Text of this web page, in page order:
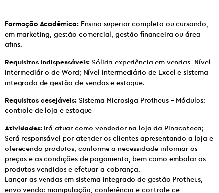
Formação Acadêmica: Ensino superior completo ou cursando,
em marketing, gestão comercial, gestão financeira ou área
afins.
Requisitos indispensáveis: Sólida experiência em vendas. Nível
intermediário de Word; Nível intermediário de Excel e sistema
integrado de gestão de vendas e estoque.
Requisitos desejáveis: Sistema Microsiga Protheus – Módulos:
controle de loja e estoque
Atividades: Irá atuar como vendedor na loja da Pinacoteca;
Será responsável por atender os clientes apresentando a loja e
oferecendo produtos, conforme a necessidade informar os
preços e as condições de pagamento, bem como embalar os
produtos vendidos e efetuar a cobrança.
Lançar as vendas em sistema integrado de gestão Protheus,
envolvendo: manipulação, conferência e controle de